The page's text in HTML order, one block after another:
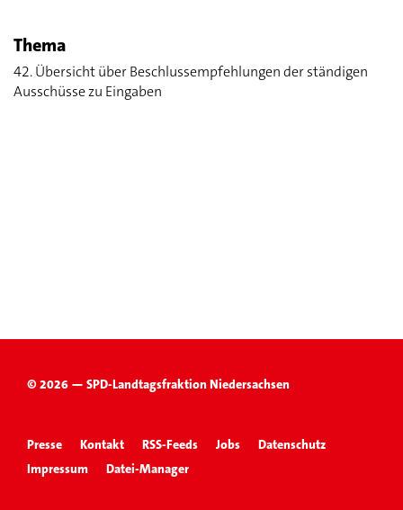
Thema
42. Übersicht über Beschlussempfehlungen der ständigen
Ausschüsse zu Eingaben
© 2026 — SPD-Landtagsfraktion Niedersachsen
Presse Kontakt RSS-Feeds Jobs
Datenschutz
Impressum
Datei-Manager